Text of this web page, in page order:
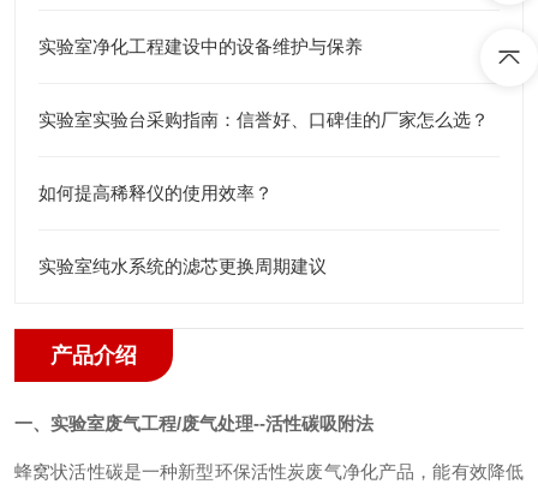
实验室净化工程建设中的设备维护与保养
实验室实验台采购指南：信誉好、口碑佳的厂家怎么选？
如何提高稀释仪的使用效率？
实验室纯水系统的滤芯更换周期建议
产品介绍
一、 实验室废气工程/废气处理--活性碳吸附法
蜂窝状活性碳是一种新型环保活性炭废气净化产品，能有效降低